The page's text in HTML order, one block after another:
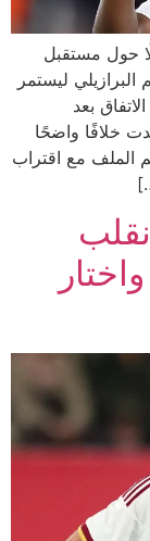
حول مستقبل
ليستمر
بعد
خلافًا واضحًا
الملف مع اقتراب